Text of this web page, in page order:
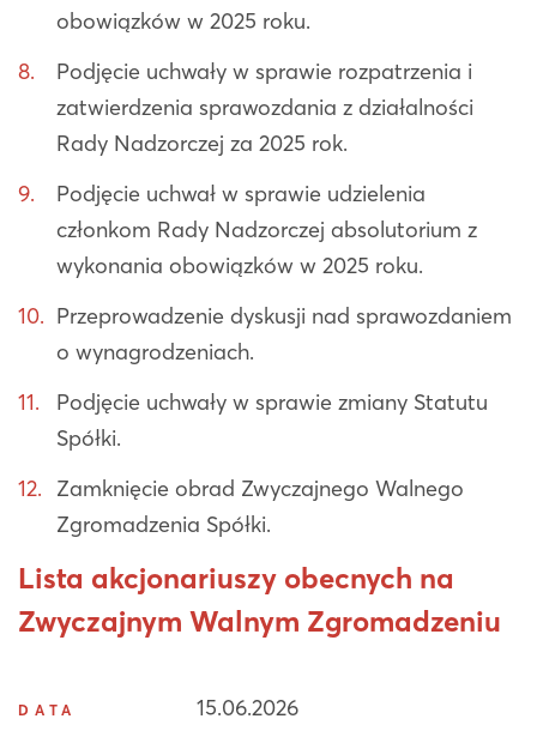
obowiązków w 2025 roku.
Podjęcie uchwały w sprawie rozpatrzenia i
zatwierdzenia sprawozdania z działalności
Rady Nadzorczej za 2025 rok.
Podjęcie uchwał w sprawie udzielenia
członkom Rady Nadzorczej absolutorium z
wykonania obowiązków w 2025 roku.
Przeprowadzenie dyskusji nad sprawozdaniem
o wynagrodzeniach.
Podjęcie uchwały w sprawie zmiany Statutu
Spółki.
Zamknięcie obrad Zwyczajnego Walnego
Zgromadzenia Spółki.
Lista akcjonariuszy obecnych na
Zwyczajnym Walnym Zgromadzeniu
DATA 15.06.2026